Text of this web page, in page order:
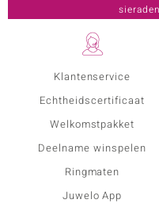
Klantenservice
Echtheidscertificaat
Welkomstpakket
Deelname winspelen
Ringmaten
Juwelo App